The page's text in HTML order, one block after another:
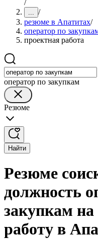
/
... /
резюме в Апатитах/
оператор по
проектная работа
оператор по закупкам
Резюме
Найти
Резюме
должность
закупкам
работу в